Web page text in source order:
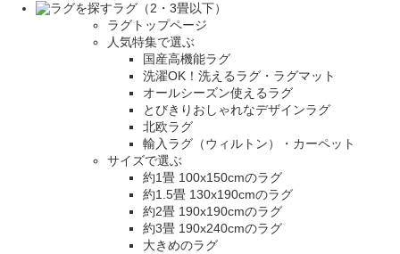
ラグ（2・3畳以下）
ラグトップページ
人気特集で選ぶ
国産高機能ラグ
洗濯OK！洗えるラグ・ラグマット
オールシーズン使えるラグ
とびきりおしゃれなデザインラグ
北欧ラグ
輸入ラグ（ウィルトン）・カーペット
サイズで選ぶ
約1畳 100x150cmのラグ
約1.5畳 130x190cmのラグ
約2畳 190x190cmのラグ
約3畳 190x240cmのラグ
大きめのラグ